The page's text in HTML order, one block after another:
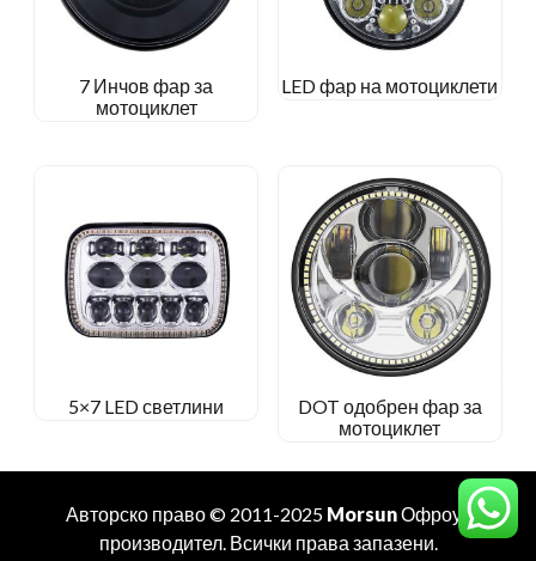
7 Инчов фар за
мотоциклет
LED фар на мотоциклети
5×7 LED светлини
DOT одобрен фар за
мотоциклет
Авторско право © 2011-2025 MorsunОфроуд
производител. Всички права запазени.